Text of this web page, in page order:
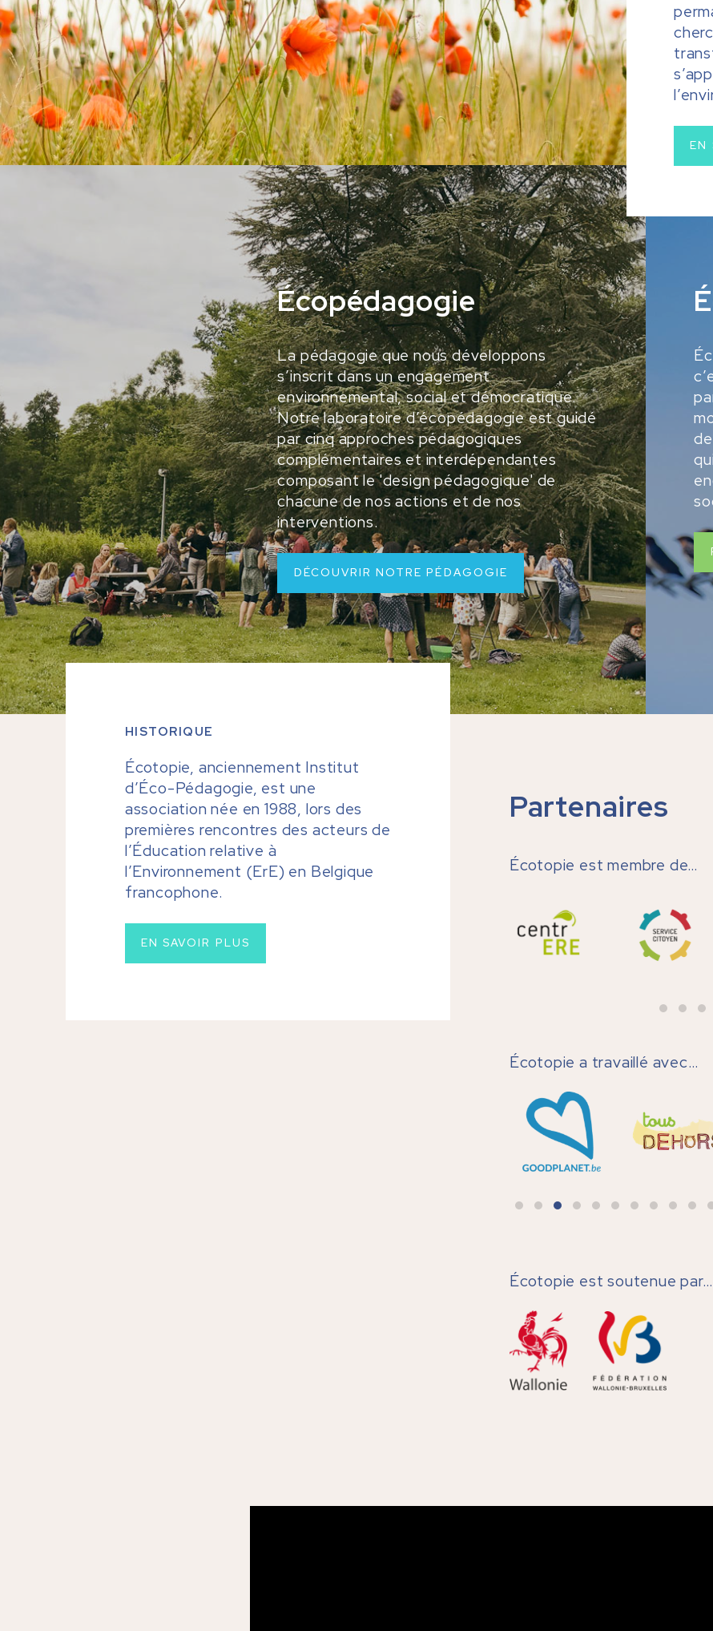
EN
Écopédagogie
La pédagogie que nous développons
s’inscrit dans un engagement
environnemental, social et démocratique.
Notre laboratoire d’écopédagogie est guidé
par cinq approches pédagogiques
complémentaires et interdépendantes
composant le 'design pédagogique' de
chacune de nos actions et de nos
interventions.
DÉCOUVRIR NOTRE PÉDAGOGIE
HISTORIQUE
Écotopie, anciennement Institut
d’Éco-Pédagogie, est une
association née en 1988, lors des
premières rencontres des acteurs de
l’Éducation relative à
l’Environnement (ErE) en Belgique
francophone.
EN SAVOIR PLUS
Partenaires
Écotopie est membre de…
Écotopie a travaillé avec…
Écotopie est soutenue par…